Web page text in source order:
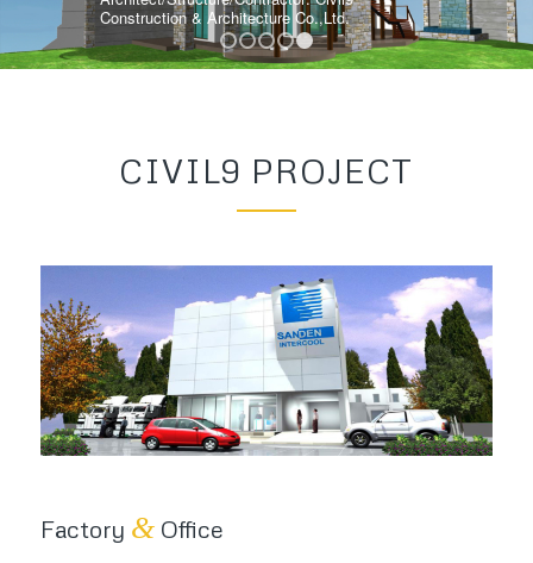
1 2 3 4 5
CIVIL9 PROJECT
Factory &Office